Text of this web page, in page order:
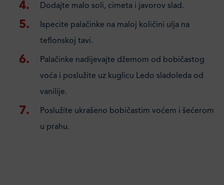
Dodajte malo soli, cimeta i javorov slad.
Ispecite palačinke na maloj količini ulja na
teflonskoj tavi.
Palačinke nadijevajte džemom od bobičastog
voća i poslužite uz kuglicu Ledo sladoleda od
vanilije.
Poslužite ukrašeno bobičastim voćem i šećerom
u prahu.